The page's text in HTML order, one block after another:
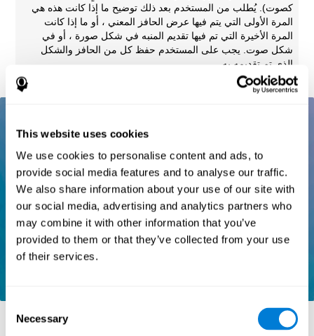
This website uses cookies
We use cookies to personalise content and ads, to
provide social media features and to analyse our traffic.
We also share information about your use of our site with
our social media, advertising and analytics partners who
may combine it with other information that you’ve
provided to them or that they’ve collected from your use
of their services.
Consent
Selection
Necessary
كصوت). يُطلب من المستخدم بعد ذلك توضيح ما إذا كانت هذه هي
المرة الأولى التي يتم فيها عرض الحافز المعني ، أو ما إذا كانت
المرة الأخيرة التي تم فيها تقديم المنبه في شكل صورة ، أو في
شكل صوت. يجب على المستخدم حفظ كل من الحافز والشكل
الذي تم تقديمه به.